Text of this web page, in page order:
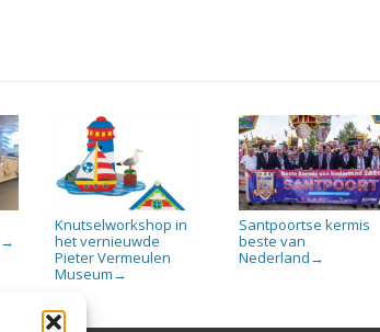
→
Knutselworkshop in
het vernieuwde
Pieter Vermeulen
Museum →
Santpoortse kermis
beste van
Nederland →